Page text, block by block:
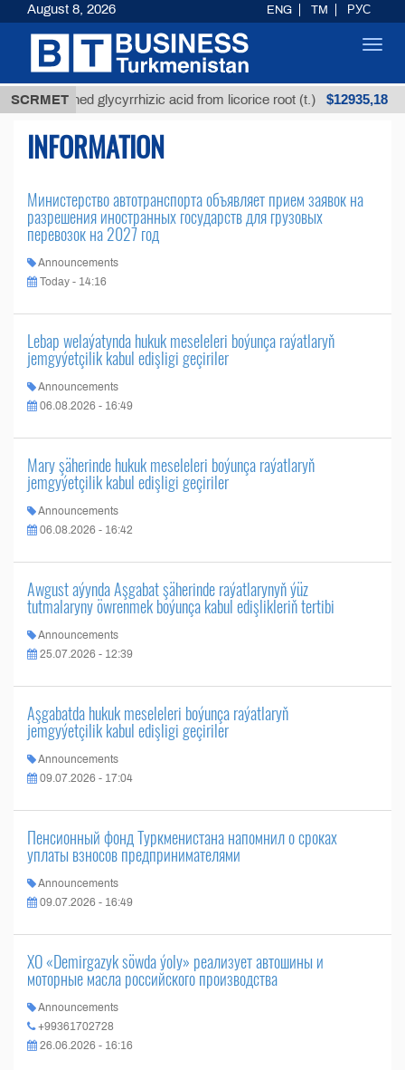
SCRMET
Unrefined glycyrrhizic acid from licorice root (t.) $12935,18
INFORMATION
Министерство автотранспорта объявляет прием заявок на
разрешения иностранных государств для грузовых
перевозок на 2027 год
Announcements
Today - 14:16
Lebap welaýatynda hukuk meseleleri boýunça raýatlaryň
jemgyýetçilik kabul edişligi geçiriler
Announcements
06.08.2026 - 16:49
Mary şäherinde hukuk meseleleri boýunça raýatlaryň
jemgyýetçilik kabul edişligi geçiriler
Announcements
06.08.2026 - 16:42
Awgust aýynda Aşgabat şäherinde raýatlarynyň ýüz
tutmalaryny öwrenmek boýunça kabul edişlikleriň tertibi
Announcements
25.07.2026 - 12:39
Aşgabatda hukuk meseleleri boýunça raýatlaryň
jemgyýetçilik kabul edişligi geçiriler
Announcements
09.07.2026 - 17:04
Пенсионный фонд Туркменистана напомнил о сроках
уплаты взносов предпринимателями
Announcements
09.07.2026 - 16:49
ХО «Demirgazyk söwda ýoly» реализует автошины и
моторные масла российского производства
Announcements
+99361702728
26.06.2026 - 16:16
August 8, 2026 ENG TM РУС